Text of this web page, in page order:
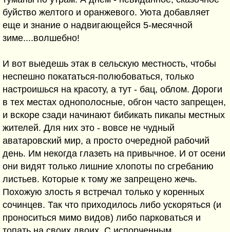
буйство желтого и оранжевого. Уюта добавляет
еще и знание о надвигающейся 5-месячной
зиме....волшебно!
И вот выедешь этак в сельскую местность, чтобы
неспешно покататься-полюбоваться, только
настроишься на красоту, а тут - бац, облом. Дороги
в тех местах однополосные, обгон часто запрещен,
и вскоре сзади начинают бибикать пикапы местных
жителей. Для них это - вовсе не чудный
аватаровский мир, а просто очередной рабочий
день. Им некогда глазеть на привычное. И от осени
они видят только лишние хлопоты по сгребанию
листьев. Которые к тому же запрещено жечь.
Похожую злость я встречал только у коренных
сочинцев. Так что приходилось либо ускоряться (и
проноситься мимо видов) либо парковаться и